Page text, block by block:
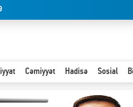
Cəmiyyət Hadisə Sosial